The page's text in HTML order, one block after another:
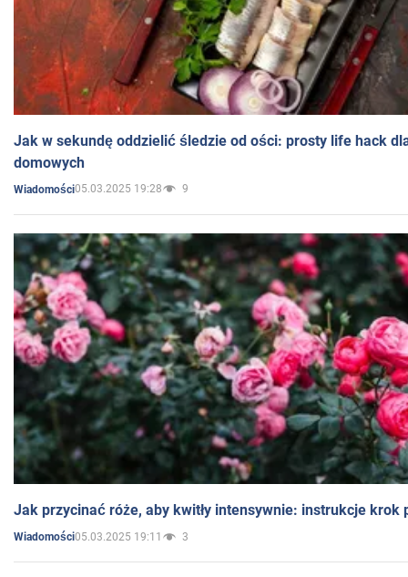
Jak w sekundę oddzielić śledzie od ości: prosty life hack
domowych
Wiadomości05.03.2025 19:28 9
Jak przycinać róże, aby kwitły intensywnie: instrukcje krok
Wiadomości05.03.2025 19:11 3